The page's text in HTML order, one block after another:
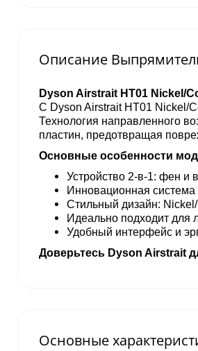
Описание
Dyson Airstrait HT01 Nickel/
С Dyson Airstrait HT01 Nickel/
Технология направленного
пластин, предотвращая
Основные особенности
Устройство 2-в-1: фен и
Инновационная
Стильный дизайн:
Идеально подходит для
Удобный интерфейс и
Доверьтесь Dyson Airstrait
Основные